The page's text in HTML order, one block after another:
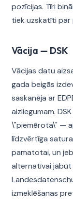
pozīcijas. Tīri
tiek uzskatīti par
Vācija — DSK
Vācijas datu
gada beigās
saskanēja ar
aizliegumam.
\"piemērota\" —
līdzvērtīga
pamatotai, un
alternatīvai jābūt
izmeklēšanas